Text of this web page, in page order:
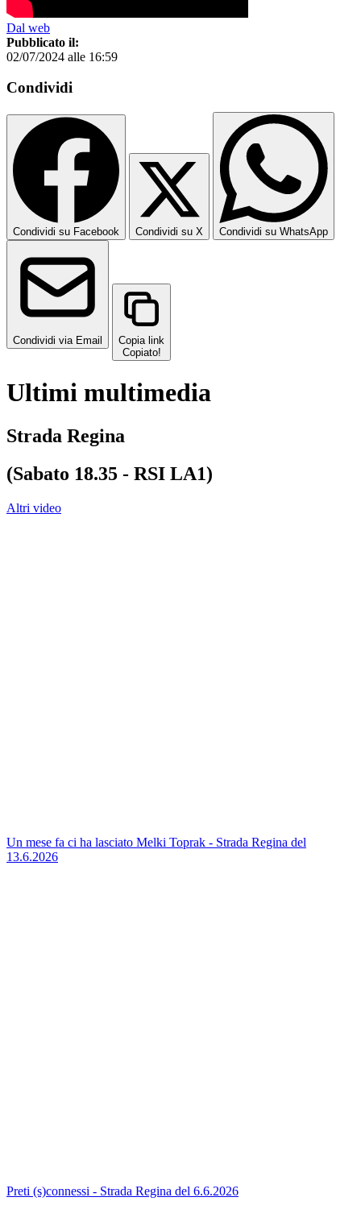
Dal web
Pubblicato il:
02/07/2024 alle 16:59
Condividi
Condividi su Facebook Condividi su X Condividi su WhatsApp
Condividi via Email
Copia link
Copiato!
Ultimi multimedia
Strada Regina
(Sabato 18.35 - RSI LA1)
Altri video
Un mese fa ci ha lasciato Melki Toprak - Strada Regina del
13.6.2026
Preti (s)connessi - Strada Regina del 6.6.2026